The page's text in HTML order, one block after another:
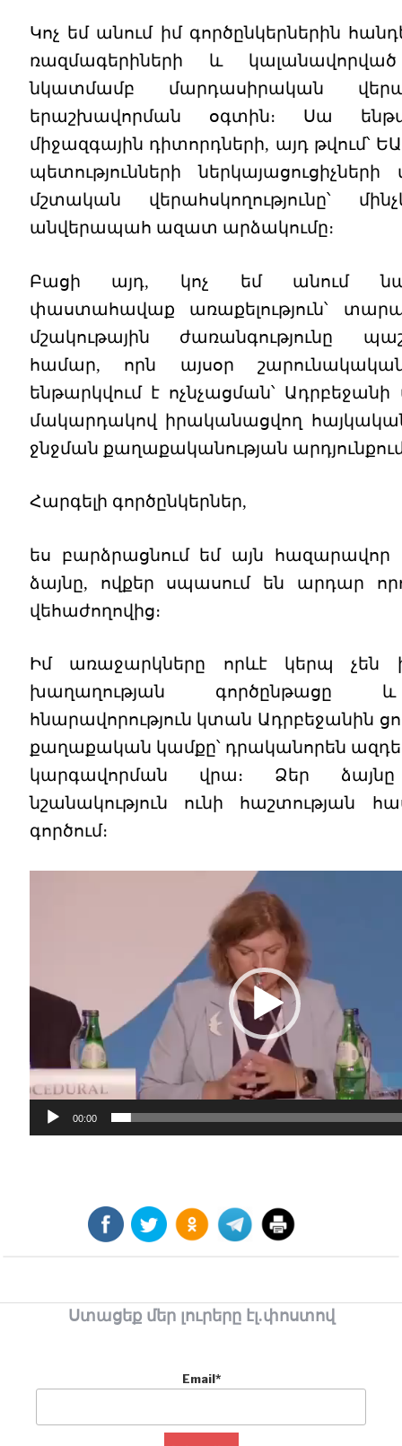
Կոչ եմ անում իմ գործընկերներին
ռազմագերիների և
նկատմամբ մարդասիրական
երաշխավորման օգտին։ Սա
միջազգային դիտորդների, այդ թվում՝
պետությունների ներկայացուցիչների
մշտական վերահսկողությունը՝
անվերապահ ազատ արձակումը։
Բացի այդ, կոչ եմ անում
փաստահավաք առաքելություն՝
մշակութային ժառանգությունը
համար, որն այսօր
ենթարկվում է ոչնչացման՝
մակարդակով իրականացվող
ջնջման քաղաքականության
Հարգելի գործընկերներ,
ես բարձրացնում եմ այն հազարավոր
ձայնը, ովքեր սպասում են արդար
վեհաժողովից։
Իմ առաջարկները որևէ կերպ չեն
խաղաղության գործընթացը
հնարավորություն կտան Ադրբեջանին
քաղաքական կամքը՝ դրականորեն
կարգավորման վրա։ Ձեր
նշանակություն ունի հաշտության
գործում։
00:00
Ստացեք մեր լուրերը էլ.փոստով
Email*